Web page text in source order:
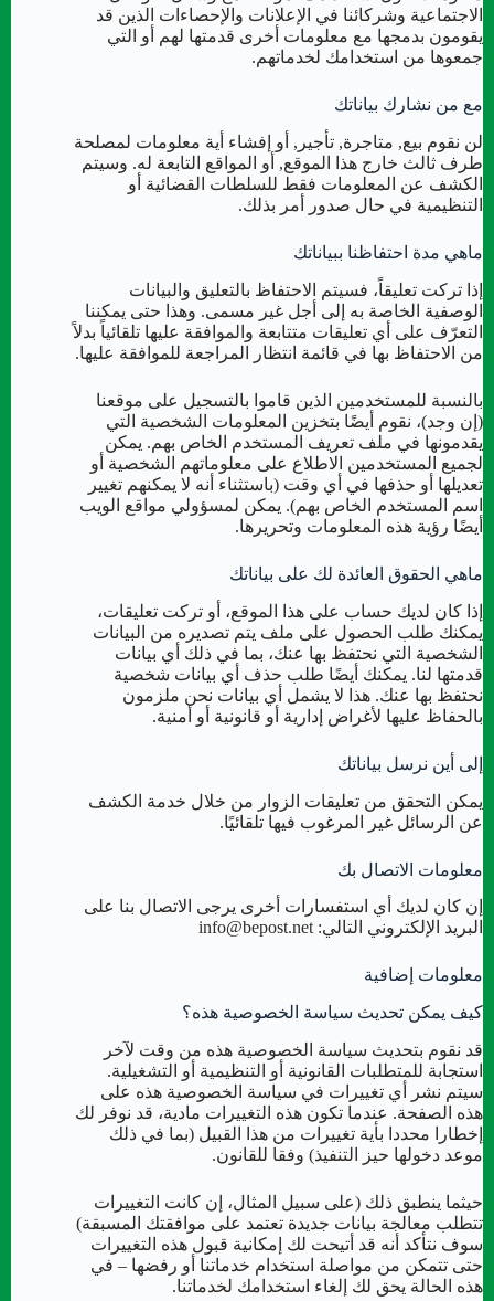
الاجتماعية وشركائنا في الإعلانات والإحصاءات الذين قد
يقومون بدمجها مع معلومات أخرى قدمتها لهم أو التي
جمعوها من استخدامك لخدماتهم.
مع من نشارك بياناتك
لن نقوم بيع, متاجرة, تأجير, أو إفشاء أية معلومات لمصلحة
طرف ثالث خارج هذا الموقع, أو المواقع التابعة له. وسيتم
الكشف عن المعلومات فقط للسلطات القضائية أو
التنظيمية في حال صدور أمر بذلك.
ماهي مدة احتفاظنا ببياناتك
إذا تركت تعليقاً، فسيتم الاحتفاظ بالتعليق والبيانات
الوصفية الخاصة به إلى أجل غير مسمى. وهذا حتى يمكننا
التعرّف على أي تعليقات متتابعة والموافقة عليها تلقائياً بدلاً
من الاحتفاظ بها في قائمة انتظار المراجعة للموافقة عليها.
بالنسبة للمستخدمين الذين قاموا بالتسجيل على موقعنا
(إن وجد)، نقوم أيضًا بتخزين المعلومات الشخصية التي
يقدمونها في ملف تعريف المستخدم الخاص بهم. يمكن
لجميع المستخدمين الاطلاع على معلوماتهم الشخصية أو
تعديلها أو حذفها في أي وقت (باستثناء أنه لا يمكنهم تغيير
اسم المستخدم الخاص بهم). يمكن لمسؤولي مواقع الويب
أيضًا رؤية هذه المعلومات وتحريرها.
ماهي الحقوق العائدة لك على بياناتك
إذا كان لديك حساب على هذا الموقع، أو تركت تعليقات،
يمكنك طلب الحصول على ملف يتم تصديره من البيانات
الشخصية التي نحتفظ بها عنك، بما في ذلك أي بيانات
قدمتها لنا. يمكنك أيضًا طلب حذف أي بيانات شخصية
نحتفظ بها عنك. هذا لا يشمل أي بيانات نحن ملزمون
بالحفاظ عليها لأغراض إدارية أو قانونية أو أمنية.
إلى أين نرسل بياناتك
يمكن التحقق من تعليقات الزوار من خلال خدمة الكشف
عن الرسائل غير المرغوب فيها تلقائيًا.
معلومات الاتصال بك
إن كان لديك أي استفسارات أخرى يرجى الاتصال بنا على
البريد الإلكتروني التالي: info@bepost.net
معلومات إضافية
كيف يمكن تحديث سياسة الخصوصية هذه؟
قد نقوم بتحديث سياسة الخصوصية هذه من وقت لآخر
استجابة للمتطلبات القانونية أو التنظيمية أو التشغيلية.
سيتم نشر أي تغييرات في سياسة الخصوصية هذه على
هذه الصفحة. عندما تكون هذه التغييرات مادية، قد نوفر لك
إخطارا محددا بأية تغييرات من هذا القبيل (بما في ذلك
موعد دخولها حيز التنفيذ) وفقا للقانون.
حيثما ينطبق ذلك (على سبيل المثال، إن كانت التغييرات
تتطلب معالجة بيانات جديدة تعتمد على موافقتك المسبقة)
سوف نتأكد أنه قد أتيحت لك إمكانية قبول هذه التغييرات
حتى تتمكن من مواصلة استخدام خدماتنا أو رفضها – في
هذه الحالة يحق لك إلغاء استخدامك لخدماتنا.